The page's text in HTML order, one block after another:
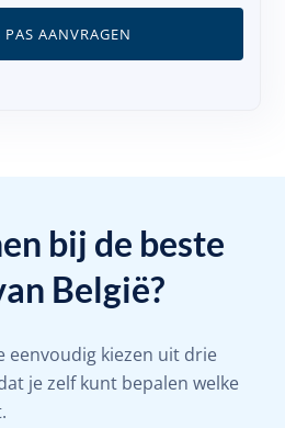
bij de beste
België?
eenvoudig kiezen uit drie
je zelf kunt bepalen welke